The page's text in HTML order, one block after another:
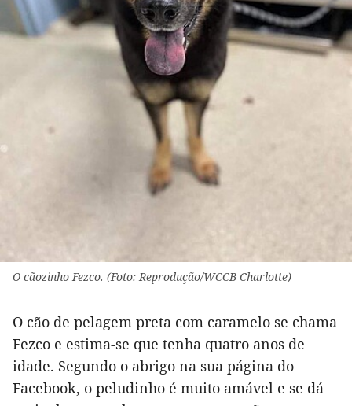
O cãozinho Fezco. (Foto: Reprodução/WCCB Charlotte)
O cão de pelagem preta com caramelo se chama
Fezco e estima-se que tenha quatro anos de
idade. Segundo o abrigo na sua página do
Facebook, o peludinho é muito amável e se dá